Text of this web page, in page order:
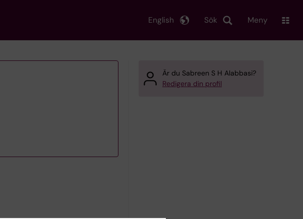
Sök
English Meny
Är du Sabreen S H Alabbasi?
Redigera din profil